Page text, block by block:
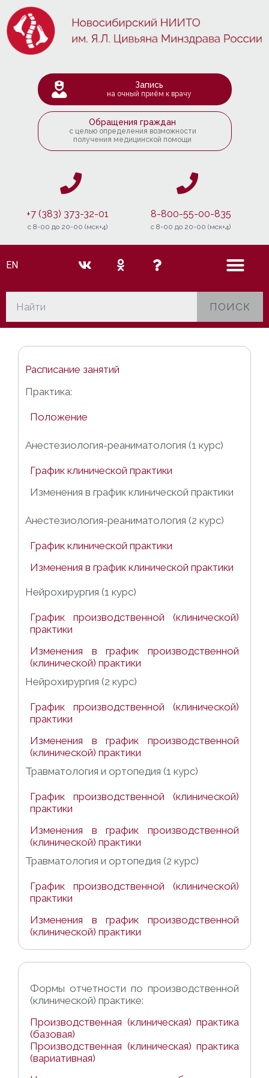
Запись
на очный приём к врачу
Обращения граждан
с целью определения возможности
получения медицинской помощи
+7 (383) 373-32-01
c 8-00 до 20-00 (мск+4)
8-800-55-00-835
c 8-00 до 20-00 (мск+4)
EN
ПОИСК
Расписание занятий
Практика:
Положение
Анестезиология-реаниматология (1 курс)
График клинической практики
Изменения в график клинической практики
Анестезиология-реаниматология (2 курс)
График клинической практики
Изменения в график клинической практики
Нейрохирургия (1 курс)
График производственной (клинической)
практики
Изменения в график производственной
(клинической) практики
Нейрохирургия (2 курс)
График производственной (клинической)
практики
Изменения в график производственной
(клинической) практики
Травматология и ортопедия (1 курс)
График производственной (клинической)
практики
Изменения в график производственной
(клинической) практики
Травматология и ортопедия (2 курс)
График производственной (клинической)
практики
Изменения в график производственной
(клинической) практики
Формы отчетности по производственной
(клинической) практике:
Производственная (клиническая) практика
(базовая)
Производственная (клиническая) практика
(вариативная)